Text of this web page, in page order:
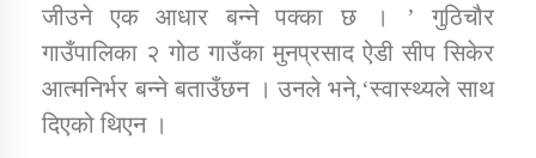
जीउने एक आधार बन्ने पक्का छ । ’ गुठिचौर
गाउँपालिका २ गोठ गाउँका मुनप्रसाद ऐडी सीप सिकेर
आत्मनिर्भर बन्ने बताउँछन । उनले भने,‘स्वास्थ्यले साथ
दिएको थिएन ।